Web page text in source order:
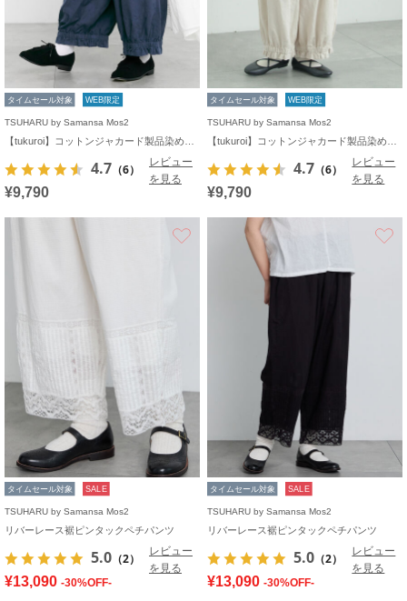
タイムセール対象 WEB限定
TSUHARU by Samansa Mos2
4.7 （6）
レビュー
を見る
¥9,790
タイムセール対象 WEB限定
TSUHARU by Samansa Mos2
4.7 （6）
レビュー
を見る
¥9,790
お気に入り
タイムセール対象 SALE
TSUHARU by Samansa Mos2
リバーレース裾ピンタックペチパンツ
5.0 （2）
レビュー
を見る
¥13,090 -30%OFF-
タイムセール対象 SALE
TSUHARU by Samansa Mos2
リバーレース裾ピンタックペチパンツ
5.0 （2）
レビュー
を見る
¥13,090 -30%OFF-